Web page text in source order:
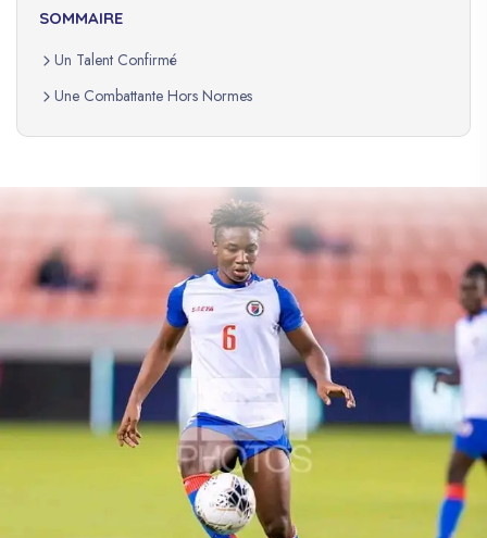
SOMMAIRE
Un Talent Confirmé
Une Combattante Hors Normes